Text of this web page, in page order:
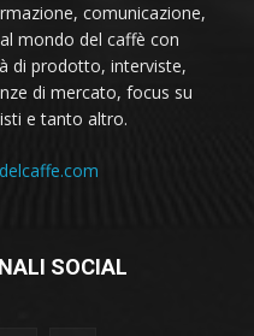
comunicazione,
mondo del caffè con
di prodotto, interviste,
di mercato, focus su
e tanto altro.
SOCIAL